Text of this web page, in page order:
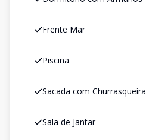
Frente Mar
Piscina
Sacada com Churrasqueira
Sala de Jantar